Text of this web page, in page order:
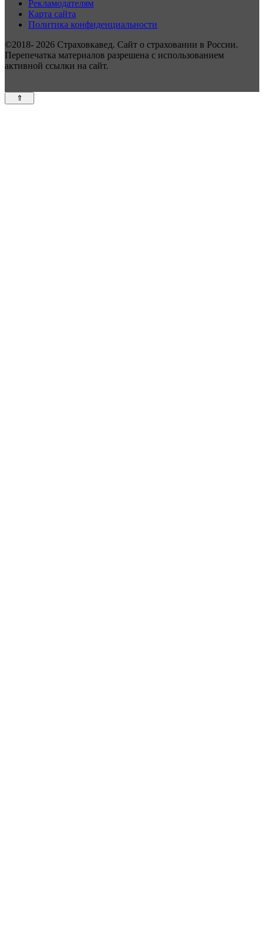
Рекламодателям
Карта сайта
Политика конфиденциальности
©2018- 2026 Страховкавед. Сайт о страховании в России.
Перепечатка материалов разрешена с использованием
активной ссылки на сайт.